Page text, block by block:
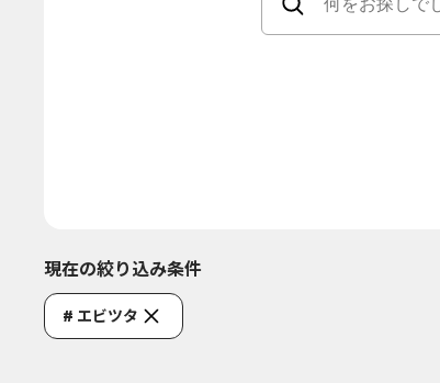
現在の絞り込み条件
# エビツタ